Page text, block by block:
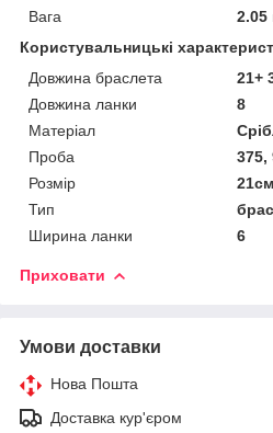
Вага
2.05
Користувальницькі
Довжина браслета
21+
Довжина ланки
8
Матеріал
Проба
375,
Розмір
21см
Тип
Ширина ланки
6
Приховати
Умови доставки
Нова Пошта
Доставка кур'єром